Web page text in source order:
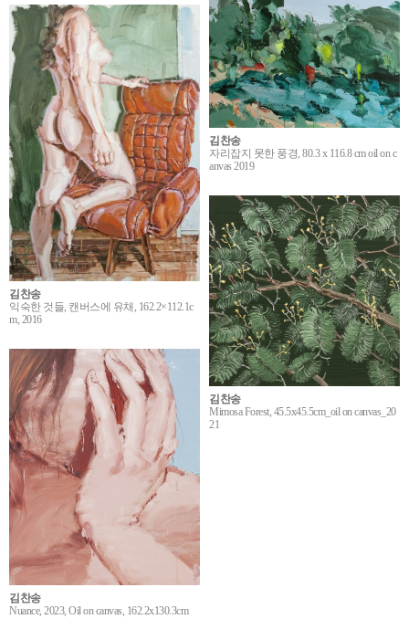
김찬송
자리잡지 못한 풍경, 80.3 x 116.8 cm oil on c
anvas 2019
김찬송
익숙한 것들, 캔버스에 유채, 162.2×112.1c
m, 2016
김찬송
Mimosa Forest, 45.5x45.5cm_oil on canvas_20
21
김찬송
Nuance, 2023, Oil on canvas, 162.2x130.3cm